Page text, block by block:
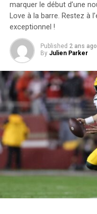
marquer le début d’une
Love à la barre. Restez à
exceptionnel !
Published 2 ans ago
By Julien Parker